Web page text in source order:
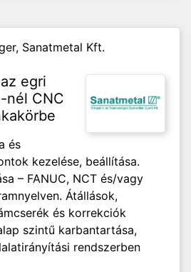
Sanatmetal Kft.
egri
nél CNC
és
kezelése, beállítása.
– FANUC, NCT és/vagy
Átállások,
és korrekciók
szintű karbantartása,
rendszerben